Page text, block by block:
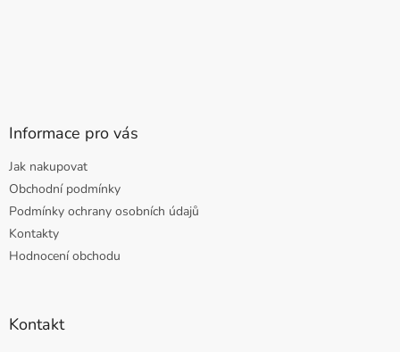
Informace pro vás
Jak nakupovat
Obchodní podmínky
Podmínky ochrany osobních údajů
Kontakty
Hodnocení obchodu
Kontakt